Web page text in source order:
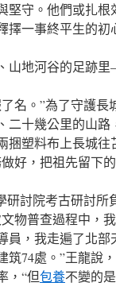
堅守。他們或扎
擇一事終平生的初
山地河谷的足跡
名。”為了守護
十幾公里的山路
塑料布上長城往
好，把祖先留下
研討院考古研討
物普查過程中，
員，我走遍了北
74處。”王龍說
，“但包養不變的